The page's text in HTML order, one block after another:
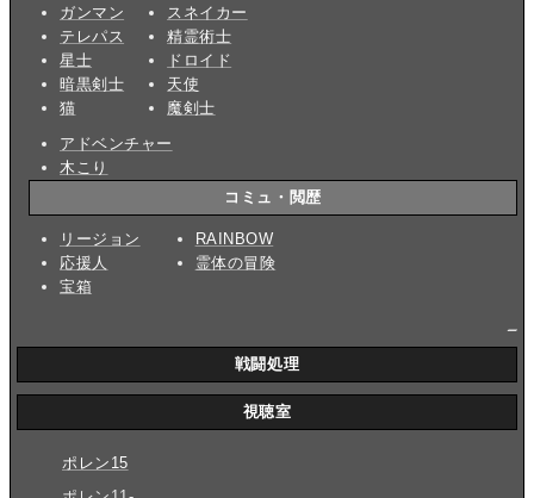
ガンマン
テレパス
星士
暗黒剣士
猫
スネイカー
精霊術士
ドロイド
天使
魔剣士
アドベンチャー
木こり
コミュ・閲歴
リージョン
応援人
宝箱
RAINBOW
霊体の冒険
戦闘処理
視聴室
ポレン15